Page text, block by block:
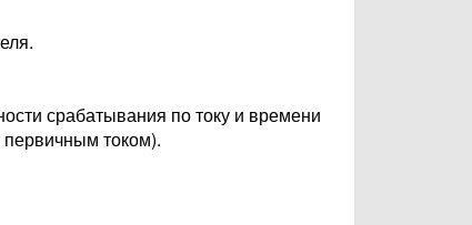
срабатывания по току и времени
первичным током).